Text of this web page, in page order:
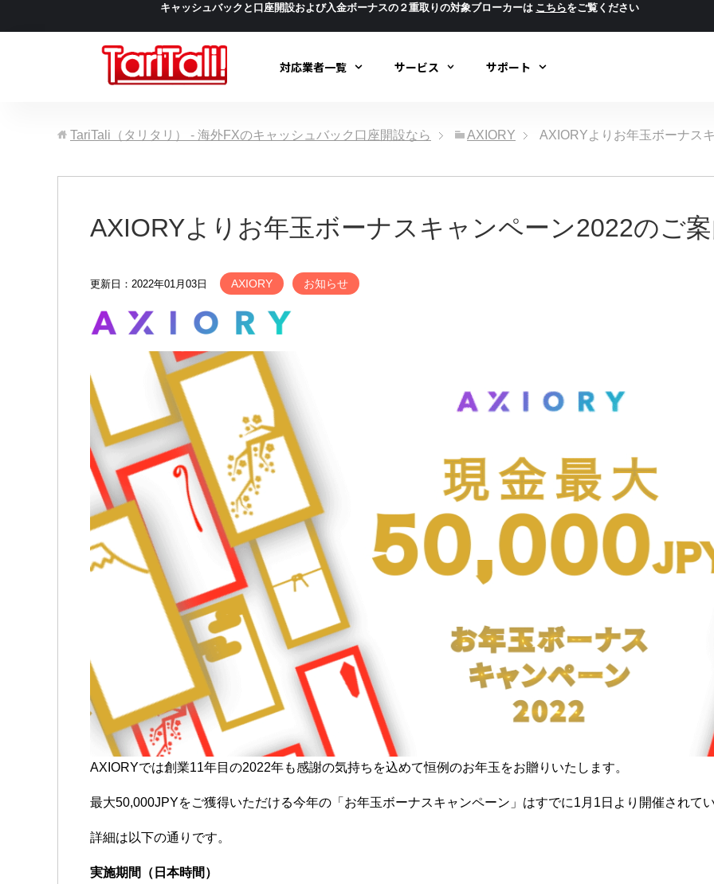
キャッシュバックと口座開設および入金ボーナスの２重取りの対象ブローカーは こちらをご覧ください
対応業者一覧 サービス サポート
TariTali（タリタリ） - 海外FXのキャッシュバック口座開設なら AXIORY AXIORYよりお年玉ボーナス
AXIORYよりお年玉ボーナスキャンペーン2022のご
更新日：2022年01月03日 AXIORY お知らせ
AXIORYでは創業11年目の2022年も感謝の気持ちを込めて恒例のお年玉をお贈りいたします。
最大50,000JPYをご獲得いただける今年の「お年玉ボーナスキャンペーン」はすでに1月1日より開催されて
詳細は以下の通りです。
実施期間（日本時間）